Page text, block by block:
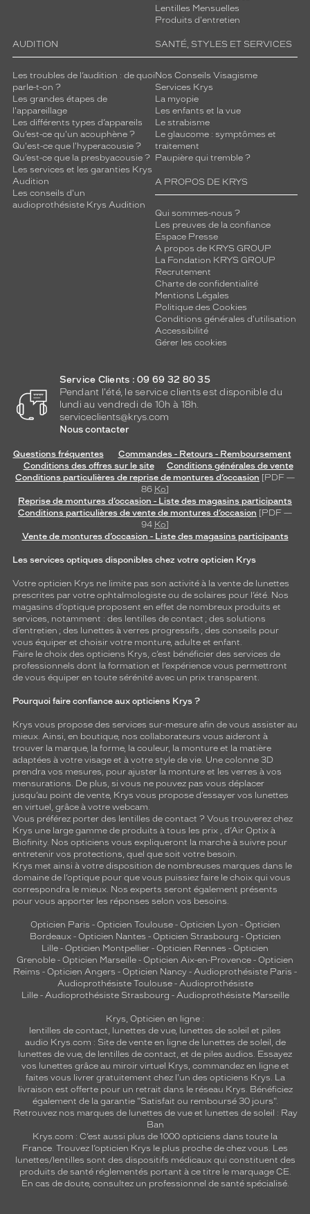
Lentilles Mensuelles
Produits d'entretien
AUDITION
Les troubles de l’audition : de quoi
parle-t-on ?
Les grandes étapes de
l'appareillage
Les différents types d’appareils
Qu’est-ce qu'un acouphène ?
Qu'est-ce que l'hyperacousie ?
Qu’est-ce que la presbyacousie ?
Les services et les garanties Krys
Audition
Les conseils d'un
audioprothésiste Krys Audition
SANTÉ, STYLES ET SERVICES
Nos Conseils Visagisme
Services Krys
La myopie
Les enfants et la vue
Le strabisme
Le glaucome : symptômes et
traitement
Paupière qui tremble ?
A PROPOS DE KRYS
Qui sommes-nous ?
Les preuves de la confiance
Espace Presse
A propos de KRYS GROUP
La Fondation KRYS GROUP
Recrutement
Charte de confidentialité
Mentions Légales
Politique des Cookies
Conditions générales d'utilisation
Accessibilité
Gérer les cookies
Service Clients : 09 69 32 80 35
Pendant l'été, le service clients est disponible du
lundi au vendredi de 10h à 18h.
serviceclients@krys.com
Nous contacter
Questions fréquentes
Commandes - Retours - Remboursement
Conditions des offres sur le site
Conditions générales de vente
Conditions particulières de reprise de montures d’occasion [PDF —
86 Ko]
Reprise de montures d’occasion - Liste des magasins participants
Conditions particulières de vente de montures d’occasion [PDF —
94 Ko]
Vente de montures d’occasion - Liste des magasins participants
Les services optiques disponibles chez votre opticien Krys
Votre opticien Krys ne limite pas son activité à la vente de lunettes
prescrites par votre ophtalmologiste ou de solaires pour l’été. Nos
magasins d’optique proposent en effet de nombreux produits et
services, notamment : des lentilles de contact ; des solutions
d’entretien ; des lunettes à verres progressifs ; des conseils pour
vous équiper et choisir votre monture, adulte et enfant.
Faire le choix des opticiens Krys, c’est bénéficier des services de
professionnels dont la formation et l’expérience vous permettront
de vous équiper en toute sérénité avec un prix transparent.
Pourquoi faire confiance aux opticiens Krys ?
Krys vous propose des services sur-mesure afin de vous assister au
mieux. Ainsi, en boutique, nos collaborateurs vous aideront à
trouver la marque, la forme, la couleur, la monture et la matière
adaptées à votre visage et à votre style de vie. Une colonne 3D
prendra vos mesures, pour ajuster la monture et les verres à vos
mensurations. De plus, si vous ne pouvez pas vous déplacer
jusqu’au point de vente, Krys vous propose d’essayer vos lunettes
en virtuel, grâce à votre webcam.
Vous préférez porter des lentilles de contact ? Vous trouverez chez
Krys une large gamme de produits à tous les prix , d’Air Optix à
Biofinity. Nos opticiens vous expliqueront la marche à suivre pour
entretenir vos protections, quel que soit votre besoin.
Krys met ainsi à votre disposition de nombreuses marques dans le
domaine de l’optique pour que vous puissiez faire le choix qui vous
correspondra le mieux. Nos experts seront également présents
pour vous apporter les réponses selon vos besoins.
Opticien Paris - Opticien Toulouse- Opticien Lyon - Opticien
Bordeaux- Opticien Nantes - Opticien Strasbourg - Opticien
Lille - Opticien Montpellier - Opticien Rennes - Opticien
Grenoble - Opticien Marseille - Opticien Aix-en-Provence - Opticien
Reims - Opticien Angers - Opticien Nancy - Audioprothésiste Paris -
Audioprothésiste Toulouse- Audioprothésiste
Lille- Audioprothésiste Strasbourg - Audioprothésiste Marseille
Krys, Opticien en ligne :
lentilles de contact, lunettes de vue, lunettes de soleil et piles
audio Krys.com : Site de vente en ligne de lunettes de soleil, de
lunettes de vue, de lentilles de contact, et de piles audios. Essayez
vos lunettes grâce au miroir virtuel Krys, commandez en ligne et
faites vous livrer gratuitement chez l'un des opticiens Krys. La
livraison est offerte pour un retrait dans le réseau Krys. Bénéficiez
également de la garantie "Satisfait ou remboursé 30 jours".
Retrouvez nos marques de lunettes de vue et lunettes de soleil : Ray
Ban
Krys.com : C’est aussi plus de 1000 opticiens dans toute la
France. Trouvez l’opticien Krys le plus proche de chez vous. Les
lunettes/lentilles sont des dispositifs médicaux qui constituent des
produits de santé réglementés portant à ce titre le marquage CE.
En cas de doute, consultez un professionnel de santé spécialisé.